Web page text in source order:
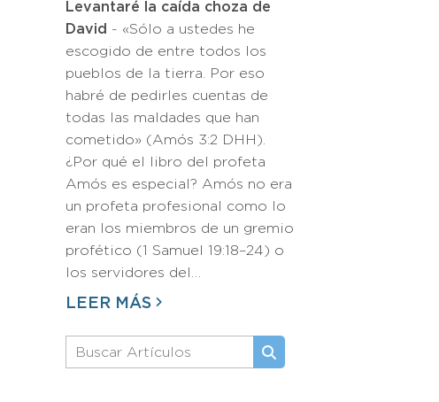
Levantaré la caída choza de
David - «Sólo a ustedes he
escogido de entre todos los
pueblos de la tierra. Por eso
habré de pedirles cuentas de
todas las maldades que han
cometido» (Amós 3:2 DHH).
¿Por qué el libro del profeta
Amós es especial? Amós no era
un profeta profesional como lo
eran los miembros de un gremio
profético (1 Samuel 19:18–24) o
los servidores del…
LEER MÁS